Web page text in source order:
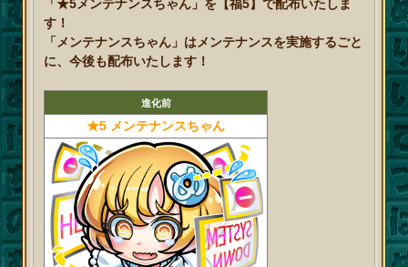
「★5メンテナンスちゃん」を【福5】で配布いたしま
す！
「メンテナンスちゃん」はメンテナンスを実施するごと
に、今後も配布いたします！
進化前
★5 メンテナンスちゃん